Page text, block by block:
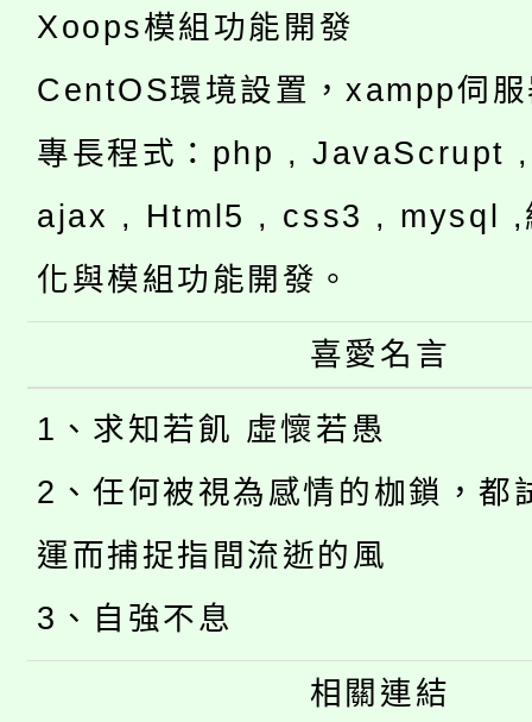
Xoops模組功能開發
CentOS環境設置，xampp伺
專長程式：php , JavaScrupt
ajax , Html5 , css3 , mysql ,
化與模組功能開發。
喜愛名言
1、求知若飢 虛懷若愚
2、任何被視為感情的枷鎖，都
運而捕捉指間流逝的風
3、自強不息
相關連結